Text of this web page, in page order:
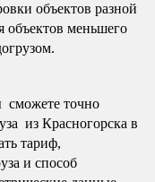
объектов разной
объектов меньшего
сможете точно
из Красногорска в
тариф,
и способ